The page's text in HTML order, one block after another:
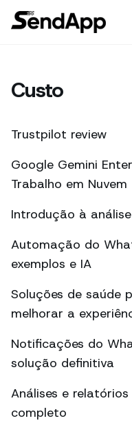
Custo
Trustpilot review
Google Gemini
Trabalho em Nuvem
Introdução à
Automação do
exemplos e IA
Soluções de saúde
melhorar a
Notificações do
solução definitiva
Análises e
completo